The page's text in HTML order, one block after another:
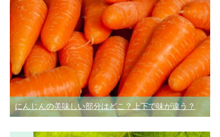
にんじんの美味しい部分はどこ？上下で味が違う？